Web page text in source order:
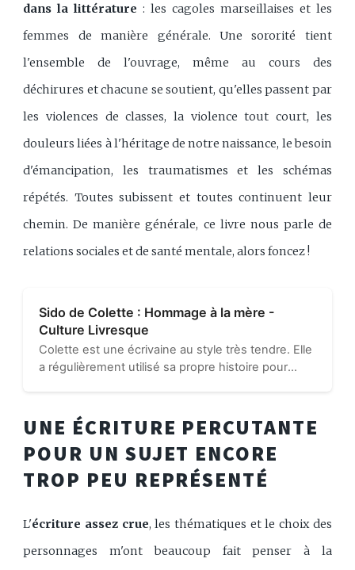
dans la littérature : les cagoles marseillaises et les
femmes de manière générale. Une sororité tient
l'ensemble de l'ouvrage, même au cours des
déchirures et chacune se soutient, qu'elles passent par
les violences de classes, la violence tout court, les
douleurs liées à l'héritage de notre naissance, le besoin
d'émancipation, les traumatismes et les schémas
répétés. Toutes subissent et toutes continuent leur
chemin. De manière générale, ce livre nous parle de
relations sociales et de santé mentale, alors foncez !
Sido de Colette : Hommage à la mère -
Culture Livresque
Colette est une écrivaine au style très tendre. Elle
a régulièrement utilisé sa propre histoire pour
les pages…
UNE ÉCRITURE PERCUTANTE
POUR UN SUJET ENCORE
TROP PEU REPRÉSENTÉ
L'écriture assez crue, les thématiques et le choix des
personnages m'ont beaucoup fait penser à la